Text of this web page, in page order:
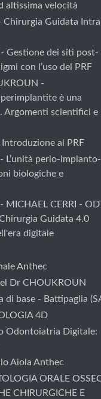
altissima velocità
Chirurgia Guidata
Gestione dei siti post-
con l’uso del PRF
-
è una
Argomenti scientifici e
al PRF
L’unità perio-implanto-
biologiche e
MICHAEL CERRI -
Guidata 4.0
digitale
Anthec
Dr CHOUKROUN
di base - Battipaglia
4D
Odontoiatria Digitale:
Aiola Anthec
ORALE
CHIRURGICHE E